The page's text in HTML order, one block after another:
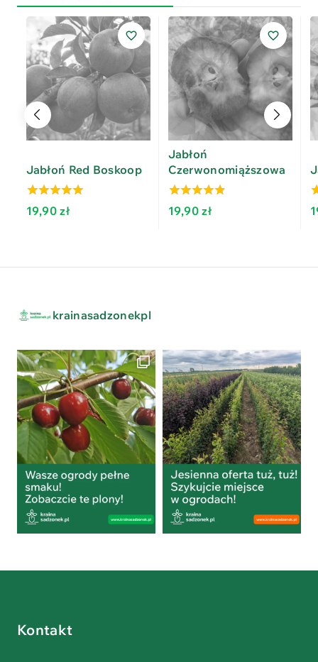
Jabłoń Red Boskoop
4.58
out of 5
19,90zł
Jabłoń
Czerwonomiąższowa
4.40
out of 5
19,90zł
krainasadzonekpl
Kontakt